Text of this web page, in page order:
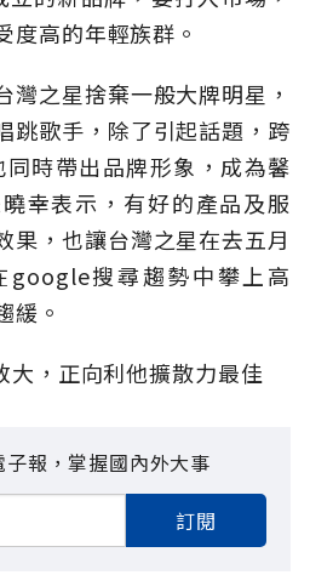
度高的年輕族群。
灣之星捨棄一般大牌明星，
跳歌手，除了引起話題，跨
時帶出品牌形象，成為馨
幸表示，有好的產品及服
果，也讓台灣之星在去五月
google搜尋趨勢中攀上高
緩。
大，正向利他擴散力最佳
報，掌握國內外大事
訂閱